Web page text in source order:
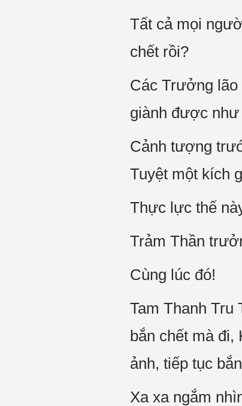
Tất cả mọi
chết rồi?
Các Trưởng lão
giành được như
Cảnh tượng
Tuyệt một kích
Thực lực thế
Trảm Thần
Cùng lúc đó!
Tam Thanh
bắn chết mà đi,
ảnh, tiếp tục
Xa xa ngắm